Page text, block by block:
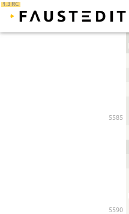
1.3 RC
5580
5585
5590